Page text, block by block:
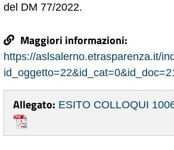
del DM 77/2022.
Maggiori informazioni:
https://aslsalerno.etrasparenza.it/
Allegato: ESITO COLLOQUI